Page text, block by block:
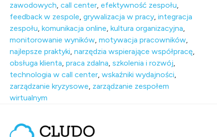
zawodowych, call center, efektywność zespołu,
feedback w zespole, grywalizacja w pracy, integracja
zespołu, komunikacja online, kultura organizacyjna,
monitorowanie wyników, motywacja pracowników,
najlepsze praktyki, narzędzia wspierające współpracę,
obsługa klienta, praca zdalna, szkolenia i rozwój,
technologia w call center, wskaźniki wydajności,
zarządzanie kryzysowe, zarządzanie zespołem
wirtualnym